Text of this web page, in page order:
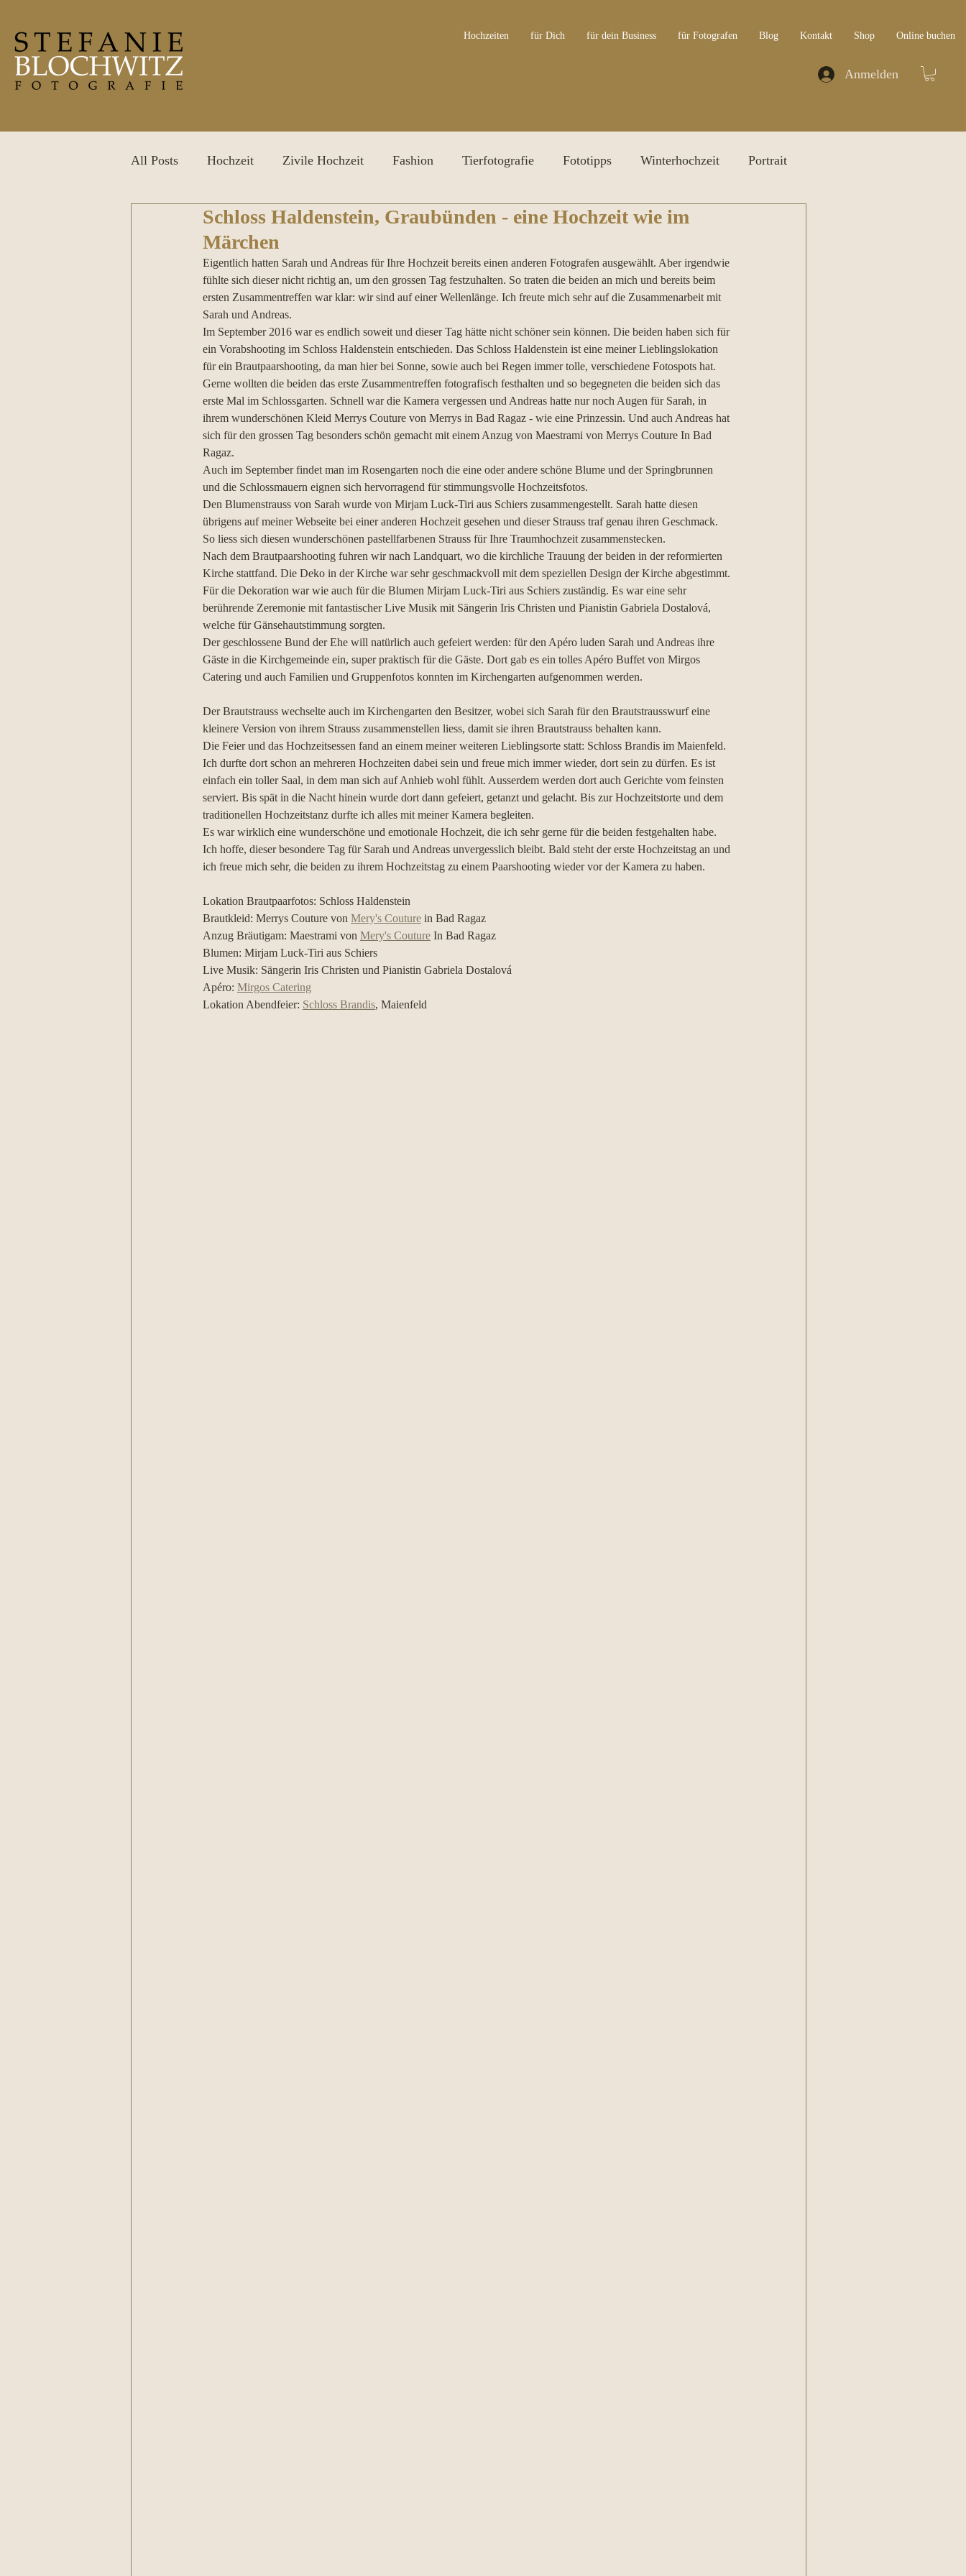
Hochzeiten für Dich für dein Business für Fotografen Blog Kontakt Shop Online buchen
Anmelden
All Posts Hochzeit Zivile Hochzeit Fashion Tierfotografie Fototipps Winterhochzeit Portrait
After Wedding Shooting Personal Branding Shooting Irisfotografie Awards
Schloss Haldenstein, Graubünden - eine Hochzeit wie im
Märchen
Eigentlich hatten Sarah und Andreas für Ihre Hochzeit bereits einen anderen Fotografen ausgewählt. Aber irgendwie
fühlte sich dieser nicht richtig an, um den grossen Tag festzuhalten. So traten die beiden an mich und bereits beim
ersten Zusammentreffen war klar: wir sind auf einer Wellenlänge. Ich freute mich sehr auf die Zusammenarbeit mit
Sarah und Andreas.
Im September 2016 war es endlich soweit und dieser Tag hätte nicht schöner sein können. Die beiden haben sich für
ein Vorabshooting im Schloss Haldenstein entschieden. Das Schloss Haldenstein ist eine meiner Lieblingslokation
für ein Brautpaarshooting, da man hier bei Sonne, sowie auch bei Regen immer tolle, verschiedene Fotospots hat.
Gerne wollten die beiden das erste Zusammentreffen fotografisch festhalten und so begegneten die beiden sich das
erste Mal im Schlossgarten. Schnell war die Kamera vergessen und Andreas hatte nur noch Augen für Sarah, in
ihrem wunderschönen Kleid Merrys Couture von Merrys in Bad Ragaz - wie eine Prinzessin. Und auch Andreas hat
sich für den grossen Tag besonders schön gemacht mit einem Anzug von Maestrami von Merrys Couture In Bad
Ragaz.
Auch im September findet man im Rosengarten noch die eine oder andere schöne Blume und der Springbrunnen
und die Schlossmauern eignen sich hervorragend für stimmungsvolle Hochzeitsfotos.
Den Blumenstrauss von Sarah wurde von Mirjam Luck-Tiri aus Schiers zusammengestellt. Sarah hatte diesen
übrigens auf meiner Webseite bei einer anderen Hochzeit gesehen und dieser Strauss traf genau ihren Geschmack.
So liess sich diesen wunderschönen pastellfarbenen Strauss für Ihre Traumhochzeit zusammenstecken.
Nach dem Brautpaarshooting fuhren wir nach Landquart, wo die kirchliche Trauung der beiden in der reformierten
Kirche stattfand. Die Deko in der Kirche war sehr geschmackvoll mit dem speziellen Design der Kirche abgestimmt.
Für die Dekoration war wie auch für die Blumen Mirjam Luck-Tiri aus Schiers zuständig. Es war eine sehr
berührende Zeremonie mit fantastischer Live Musik mit Sängerin Iris Christen und Pianistin Gabriela Dostalová,
welche für Gänsehautstimmung sorgten.
Der geschlossene Bund der Ehe will natürlich auch gefeiert werden: für den Apéro luden Sarah und Andreas ihre
Gäste in die Kirchgemeinde ein, super praktisch für die Gäste. Dort gab es ein tolles Apéro Buffet von Mirgos
Catering und auch Familien und Gruppenfotos konnten im Kirchengarten aufgenommen werden.
​​Der Brautstrauss wechselte auch im Kirchengarten den Besitzer, wobei sich Sarah für den Brautstrausswurf eine
kleinere Version von ihrem Strauss zusammenstellen liess, damit sie ihren Brautstrauss behalten kann.
Die Feier und das Hochzeitsessen fand an einem meiner weiteren Lieblingsorte statt: Schloss Brandis im Maienfeld.
Ich durfte dort schon an mehreren Hochzeiten dabei sein und freue mich immer wieder, dort sein zu dürfen. Es ist
einfach ein toller Saal, in dem man sich auf Anhieb wohl fühlt. Ausserdem werden dort auch Gerichte vom feinsten
serviert. Bis spät in die Nacht hinein wurde dort dann gefeiert, getanzt und gelacht. Bis zur Hochzeitstorte und dem
traditionellen Hochzeitstanz durfte ich alles mit meiner Kamera begleiten.
Es war wirklich eine wunderschöne und emotionale Hochzeit, die ich sehr gerne für die beiden festgehalten habe.
Ich hoffe, dieser besondere Tag für Sarah und Andreas unvergesslich bleibt. Bald steht der erste Hochzeitstag an und
ich freue mich sehr, die beiden zu ihrem Hochzeitstag zu einem Paarshooting wieder vor der Kamera zu haben.
Lokation Brautpaarfotos: Schloss Haldenstein
Brautkleid: Merrys Couture von Mery's Couture in Bad Ragaz
Anzug Bräutigam: Maestrami von Mery's Couture In Bad Ragaz
Blumen: Mirjam Luck-Tiri aus Schiers
Live Musik: Sängerin Iris Christen und Pianistin Gabriela Dostalová
Apéro: Mirgos Catering
Lokation Abendfeier: Schloss Brandis, Maienfeld